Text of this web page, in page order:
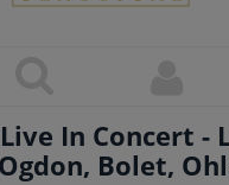
In Concert -
Bolet,